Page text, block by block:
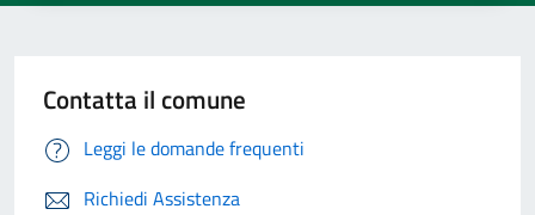
Contatta il comune
Leggi le domande frequenti
Richiedi Assistenza